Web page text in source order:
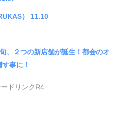
） 11.10
、２つの新店舗が誕生！都会のオ
事に！
ドリンクR4